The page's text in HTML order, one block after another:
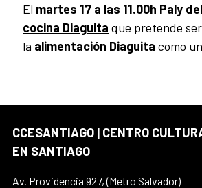
El martes 17 a las 11.00h Paly
cocina Diaguita que pretende
la alimentación Diaguita como
CCESANTIAGO | CENTRO
EN SANTIAGO
Av. Providencia 927, (Metro Salvador)